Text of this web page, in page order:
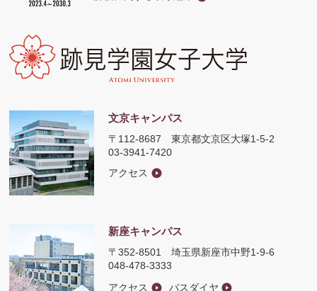
文京キャンパス
〒112-8687東京都文京区大塚1-5-2
03-3941-7420
アクセス
新座キャンパス
〒352-8501埼玉県新座市中野1-9-6
048-478-3333
アクセス
バスダイヤ